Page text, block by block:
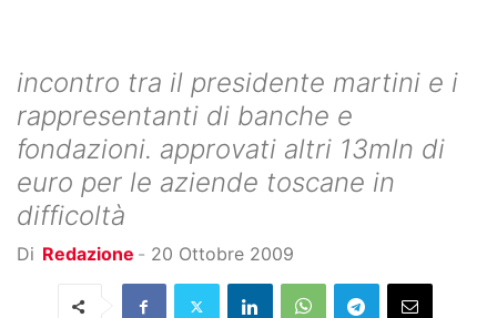
incontro tra il presidente martini e i
rappresentanti di banche e
fondazioni. approvati altri 13mln di
euro per le aziende toscane in
difficoltà
Di Redazione - 20 Ottobre 2009